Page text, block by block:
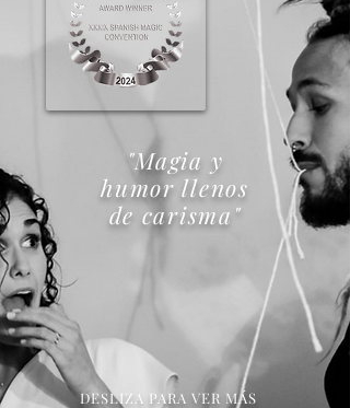
"Magia y
humor llenos
de carisma"
DESLIZA PARA VER MÁS